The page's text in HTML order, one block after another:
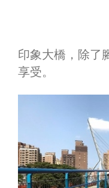
印象大橋，除了
享受。